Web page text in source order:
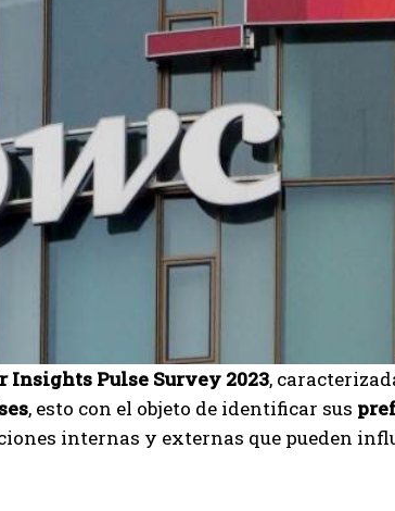
Insights Pulse Survey 2023,
, esto con el objeto de identificar sus
internas y externas que pueden